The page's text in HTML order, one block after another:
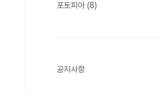
포토피아 (8)
공지사항